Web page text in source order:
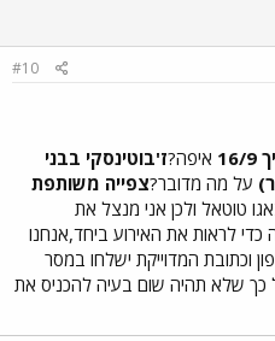
#10
9 איפה?ז'בוטינסקי בבני
על מה מדובר?צפייה משותפת
טוטאל ולכן אני מנצל את
לראות את האירוע ביחד,אנחנו
וכתובת המדוייקת ישלחו במסר
כך שלא תהיה שום בעיה להכניס את